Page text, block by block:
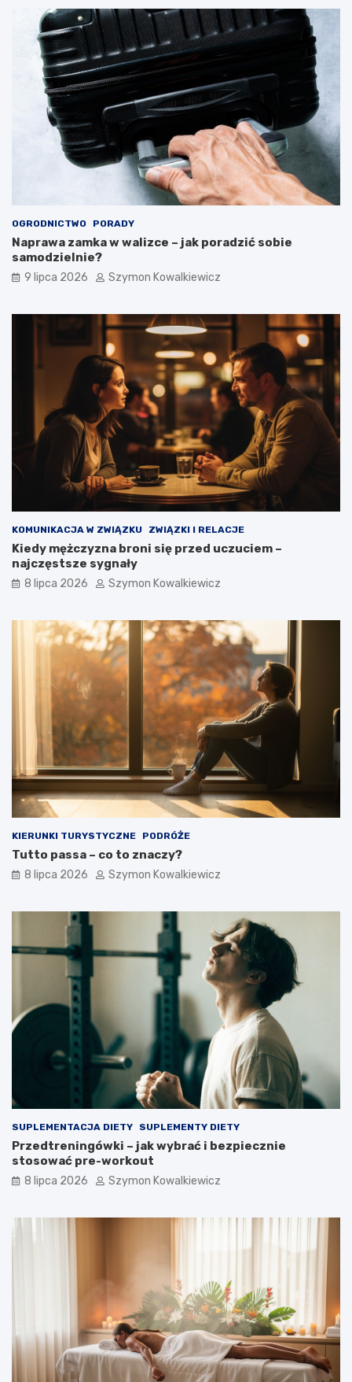
OGRODNICTWO PORADY
Naprawa zamka w walizce – jak poradzić sobie
samodzielnie?
9 lipca 2026 Szymon Kowalkiewicz
KOMUNIKACJA W ZWIĄZKU ZWIĄZKI I RELACJE
Kiedy mężczyzna broni się przed uczuciem –
najczęstsze sygnały
8 lipca 2026 Szymon Kowalkiewicz
KIERUNKI TURYSTYCZNE PODRÓŻE
Tutto passa – co to znaczy?
8 lipca 2026 Szymon Kowalkiewicz
SUPLEMENTACJA DIETY SUPLEMENTY DIETY
Przedtreningówki – jak wybrać i bezpiecznie
stosować pre-workout
8 lipca 2026 Szymon Kowalkiewicz